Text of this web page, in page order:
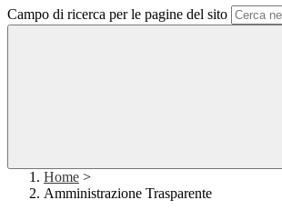
Campo di ricerca per le pagine del sito
Home >
Amministrazione Trasparente